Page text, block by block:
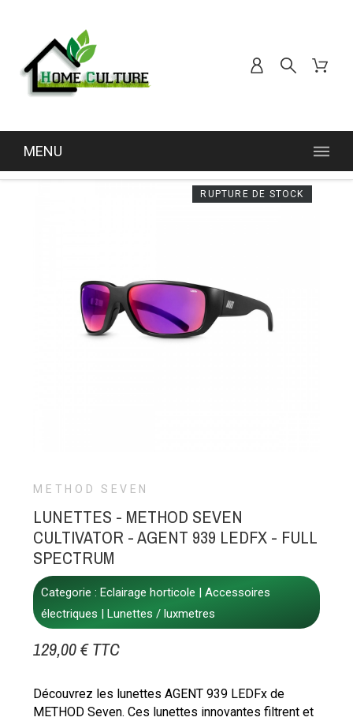
MENU
RUPTURE DE STOCK
METHOD SEVEN
LUNETTES - METHOD SEVEN
CULTIVATOR - AGENT 939 LEDFX - FULL
SPECTRUM
Categorie :Eclairage horticole
Accessoires
électriques
Lunettes / luxmetres
129,00 € TTC
Découvrez les lunettes AGENT 939 LEDFx de
METHOD Seven. Ces lunettes innovantes filtrent et